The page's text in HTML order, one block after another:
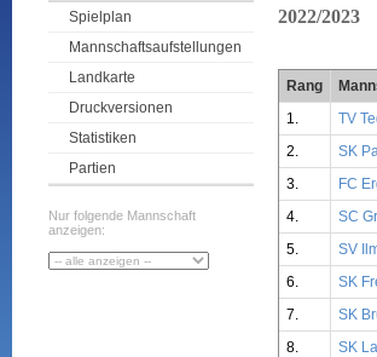
Spielplan
Mannschaftsaufstellungen
Landkarte
Druckversionen
Statistiken
Partien
Nur folgende Mannschaft
anzeigen:
2022/2023
Rang
1.
TV
2.
SK
3.
FC
4.
SC
5.
SV
6.
SK
7.
SK
8.
SK